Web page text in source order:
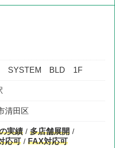
SYSTEM BLD 1F
清田区
実績
多店舗展開
応可 FAX対応可